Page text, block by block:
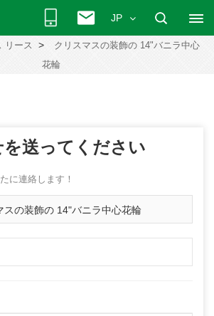
JP
リース >
クリスマスの装飾の 14"バニラ中心
花輪
を送ってください
に連絡します！
スの装飾の 14"バニラ中心花輪